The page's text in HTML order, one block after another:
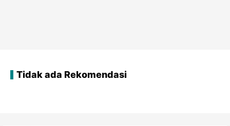
Tidak ada Rekomendasi